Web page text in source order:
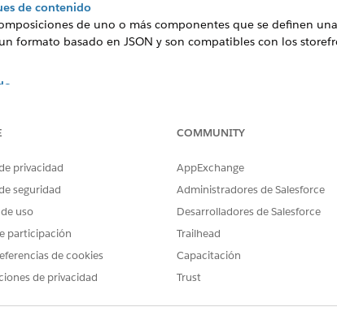
de contenido
de uno o más componentes que se definen
formato basado en JSON y son compatibles con los
de contenido que cree o modifique en Page Designer
privacidad
seguridad
uso
participación
de cookies
de privacidad
COMMUNITY
AppExchange
Administradores de Salesforce
Desarrolladores de Salesforce
Trailhead
Capacitación
Trust